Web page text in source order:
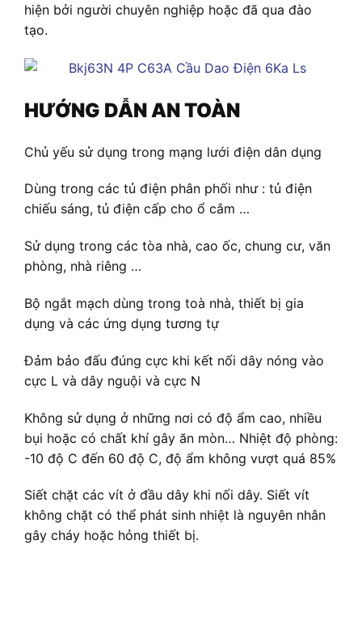
hiện bởi người chuyên nghiệp hoặc đã qua đào
tạo.
HƯỚNG DẪN AN TOÀN
Chủ yếu sử dụng trong mạng lưới điện dân dụng
Dùng trong các tủ điện phân phối như : tủ điện
chiếu sáng, tủ điện cấp cho ổ cắm …
Sử dụng trong các tòa nhà, cao ốc, chung cư, văn
phòng, nhà riêng …
Bộ ngắt mạch dùng trong toà nhà, thiết bị gia
dụng và các ứng dụng tương tự
Đảm bảo đấu đúng cực khi kết nối dây nóng vào
cực L và dây nguội và cực N
Không sử dụng ở những nơi có độ ẩm cao, nhiều
bụi hoặc có chất khí gây ăn mòn… Nhiệt độ phòng:
-10 độ C đến 60 độ C, độ ẩm không vượt quá 85%
Siết chặt các vít ở đầu dây khi nối dây. Siết vít
không chặt có thể phát sinh nhiệt là nguyên nhân
gây cháy hoặc hỏng thiết bị.